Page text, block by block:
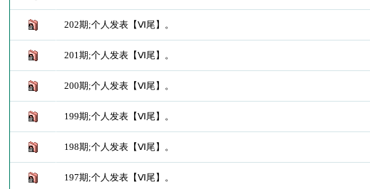
202期;个人发表【Ⅵ尾】。
201期;个人发表【Ⅵ尾】。
200期;个人发表【Ⅵ尾】。
199期;个人发表【Ⅵ尾】。
198期;个人发表【Ⅵ尾】。
197期;个人发表【Ⅵ尾】。